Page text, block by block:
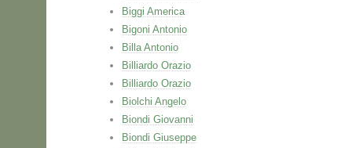
Biggi America
Bigoni Antonio
Billa Antonio
Billiardo Orazio
Billiardo Orazio
Biolchi Angelo
Biondi Giovanni
Biondi Giuseppe